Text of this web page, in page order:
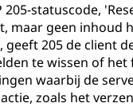
205-statuscode,
maar geen inhoud
geeft 205 de client
te wissen of
waarbij de
zoals het